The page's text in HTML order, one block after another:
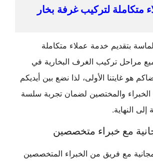
متكاملة لتركيب غرفة بخار
بتقديم خدمة عملاء متكاملة
مراحل تركيب الغرف البخارية في
هو غايتنا الأولى، لذا نضع بين أيديكم
الخبراء والمختصين لضمان تجربة سلسة
النهاية.
مع خبراء متخصصين
مع فريق من الخبراء المتخصصين